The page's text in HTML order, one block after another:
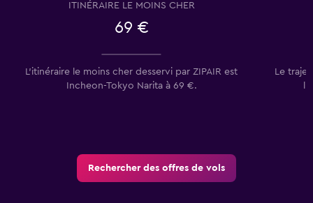
ITINÉRAIRE LE MOINS CHER
69 €
L’itinéraire le moins cher desservi par ZIPAIR est
Incheon-Tokyo Narita à 69 €.
Le
Rechercher des offres de vols